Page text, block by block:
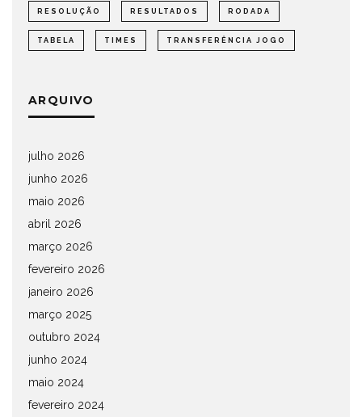
RESOLUÇÃO RESULTADOS RODADA
TABELA TIMES TRANSFERÊNCIA JOGO
ARQUIVO
julho 2026
junho 2026
maio 2026
abril 2026
março 2026
fevereiro 2026
janeiro 2026
março 2025
outubro 2024
junho 2024
maio 2024
fevereiro 2024